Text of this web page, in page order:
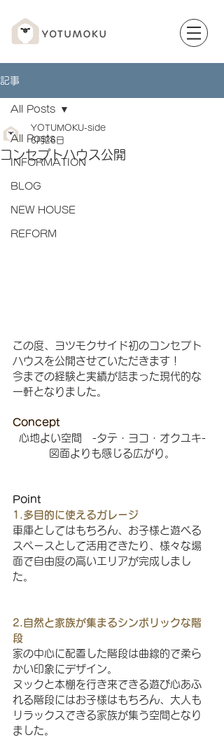
記事
All Posts
INFORMATION
BLOG
NEW HOUSE
REFORM
All Posts
コンセプトハウス公開
YOTUMOKU-side
6月26日
この度、ヨツモクサイド初のコンセプト
ハウスを公開させていただきます！
今までの経験と実績が詰まった現代的な
一軒となりました。
Concept
心地よい空間　-タテ・ヨコ・オクユキ-
図面よりも感じる広がり。
Point
1.多目的に使えるガレージ
車庫としてはもちろん、お子様と遊べる
スペースとして活用できたり、様々な場
面で自由度の高いエリアが完成しまし
た。
2.自然と家族が集まるシンボリックな階
段
家の中心に配置した階段は曲線的で柔ら
かい印象にデザイン。
ヌックと本棚を行き来できる遊び心あふ
れる階段にはお子様はもちろん、大人も
リラックスできる家族が集う空間となり
ました。